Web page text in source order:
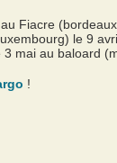
Fiacre
le 9
mai au baloard
!